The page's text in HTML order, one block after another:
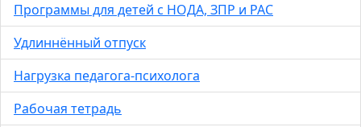
Программы для детей с НОДА, ЗПР и РАС
Удлиннённый отпуск
Нагрузка педагога-психолога
Рабочая тетрадь